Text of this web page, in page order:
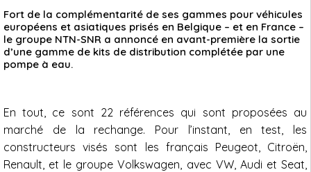
Fort de la complémentarité de ses gammes pour véhicules
européens et asiatiques prisés en Belgique – et en France –
le groupe NTN-SNR a annoncé en avant-première la sortie
d’une gamme de kits de distribution complétée par une
pompe à eau.
En tout, ce sont 22 références qui sont proposées au
marché de la rechange. Pour l’instant, en test, les
constructeurs visés sont les français Peugeot, Citroën,
Renault, et le groupe Volkswagen, avec VW, Audi et Seat,